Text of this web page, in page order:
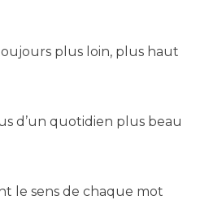
plus loin, plus haut
d’un quotidien plus beau
le sens de chaque mot